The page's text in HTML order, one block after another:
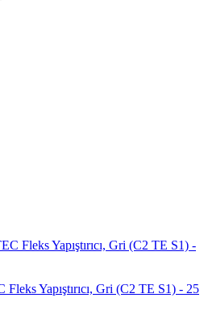
Yapıştırıcı, Gri (C2 TE S1) - 25